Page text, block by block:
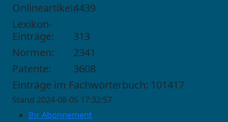
Onlineartikel:4439
Lexikon-
Einträge:
313
Normen:
2341
Patente:
3608
Einträge im Fachwörterbuch: 101417
Stand 2024-08-05 17:32:57
Ihr Abonnement